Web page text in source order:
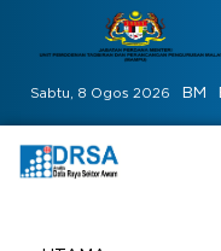
Sabtu, 8 Ogos 2026 BM